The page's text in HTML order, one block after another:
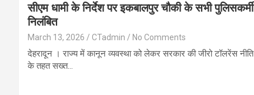
सीएम धामी के निर्देश पर इकबालपुर चौकी के सभी पुलिसकर्मी
निलंबित
March 13, 2026 CTadmin No Comments
देहरादून । राज्य में कानून व्यवस्था को लेकर सरकार की जीरो टॉलरेंस नीति
के तहत सख्त…